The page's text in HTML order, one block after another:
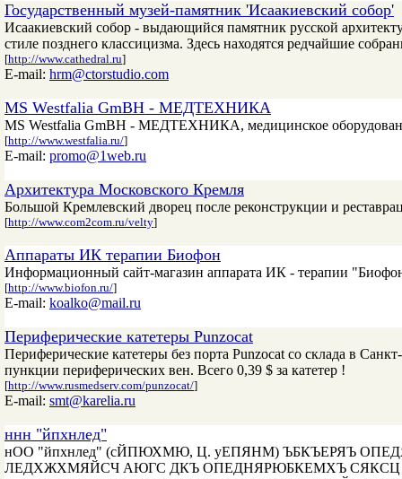
Государственный музей-памятник 'Исаакиевский собор'
Исаакиевский собор - выдающийся памятник русской
стиле позднего классицизма. Здесь находятся редчайшие
[http://www.cathedral.ru]
E-mail: hrm@ctorstudio.com
MS Westfalia GmBH - МЕДТЕХНИКА
MS Westfalia GmBH - МЕДТЕХНИКА, медицинское
[http://www.westfalia.ru/]
E-mail: promo@1web.ru
Архитектура Московского Кремля
Большой Кремлевский дворец после реконструкции и
[http://www.com2com.ru/velty]
Аппараты ИК терапии Биофон
Информационный сайт-магазин аппарата ИК - терапии
[http://www.biofon.ru/]
E-mail: koalko@mail.ru
Периферические катетеры Punzocat
Периферические катетеры без порта Punzocat со склада в
пункции периферических вен. Всего 0,39 $ за катетер !
[http://www.rusmedserv.com/punzocat/]
E-mail: smt@karelia.ru
ннн "йпхнлед"
нOO "йпхнлед" (сЙПЮХМЮ, Ц. уЕПЯНМ) ЪБКЪЕРЯЪ
ЛЕДХЖХМЯЙСЧ АЮГС ДКЪ ОПЕДНЯРЮБКЕМХЪ